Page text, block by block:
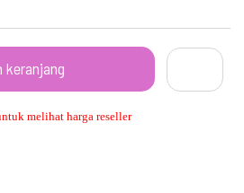
keranjang
melihat harga reseller